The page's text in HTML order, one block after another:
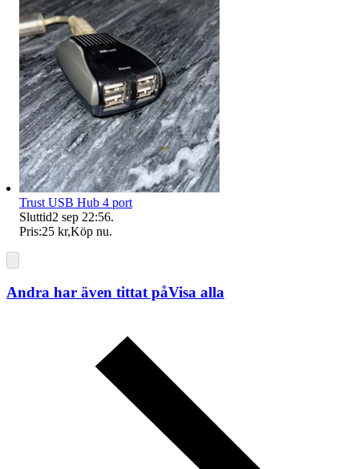
Trust USB Hub 4 port
Sluttid2 sep 22:56.
Pris:25 kr,Köp nu.
Andra har även tittat påVisa alla